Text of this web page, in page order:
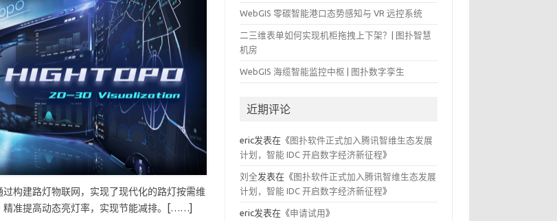
构建路灯物联网，实现了现代化的路灯按需维
精准提高动态亮灯率，实现节能减排。[……]
WebGIS 零碳智能港口态势感知与 VR 远控系统
二三维表单如何实现机柜拖拽上下架？| 图扑智慧
机房
WebGIS 海缆智能监控中枢 | 图扑数字孪生
近期评论
eric发表在《 图扑软件正式加入腾讯智维生态发展
计划，智能 IDC 开启数字经济新征程》
刘全发表在《 图扑软件正式加入腾讯智维生态发展
计划，智能 IDC 开启数字经济新征程》
eric发表在《申请试用 》